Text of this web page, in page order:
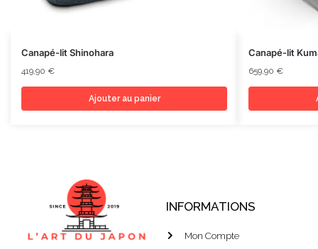
Canapé-lit Shinohara
419,90 €
Ajouter au panier
Canapé-lit
659,90 €
INFORMATIONS
Mon Compte